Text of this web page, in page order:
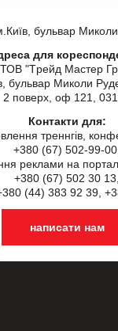
бульвар
для
ТОВ "Tрейд Мастер
бульвар Миколи
2 поверх, оф 121,
Контакти для:
треннгів,
+380 (67) 502-99-00,
реклами на
+380 (67) 502 30 13,
(44) 383 92 39,
написати нам